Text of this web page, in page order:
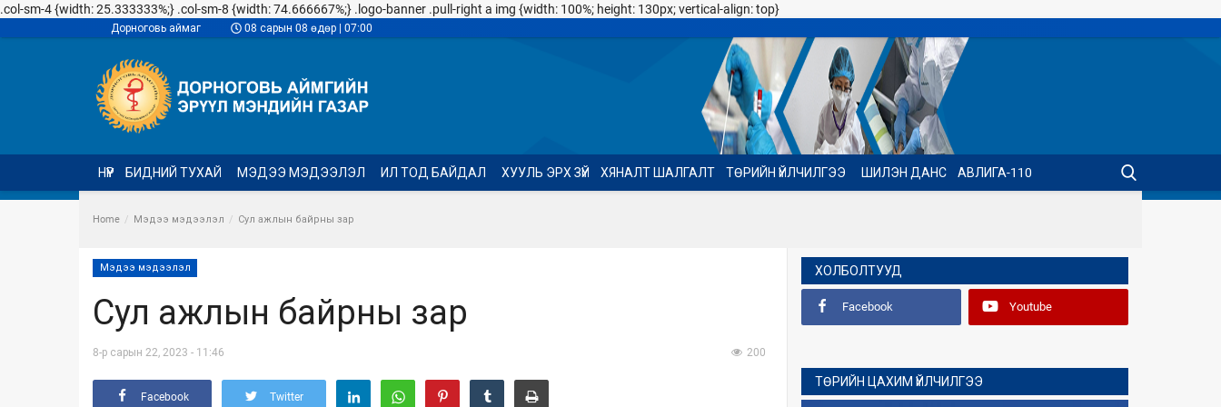
.col-sm-4 {width: 25.333333%;} .col-sm-8 {width: 74.666667%;} .logo-banner .pull-right a img {width: 100%; height: 130px; vertical-align: top}
Дорноговь аймаг 08 сарын 08 өдөр | 07:00
НҮҮР БИДНИЙ ТУХАЙ МЭДЭЭ МЭДЭЭЛЭЛ ИЛ ТОД БАЙДАЛ ХУУЛЬ ЭРХ ЗҮЙ ХЯНАЛТ ШАЛГАЛТ ТӨРИЙН ҮЙЛЧИЛГЭЭ ШИЛЭН ДАНС АВЛИГА-110
Home Мэдээ мэдээлэл Сул ажлын байрны зар
Мэдээ мэдээлэл
Сул ажлын байрны зар
8-р сарын 22, 2023 - 11:46 200
Facebook Twitter
ХОЛБОЛТУУД
Facebook Youtube
ТӨРИЙН ЦАХИМ ҮЙЛЧИЛГЭЭ